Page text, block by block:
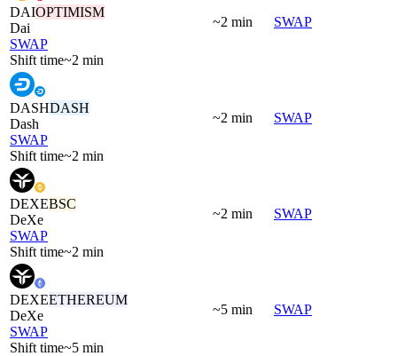
DAIOPTIMISM
Dai
SWAP
Shift time~2 min
~2 min SWAP
DASHDASH
Dash
SWAP
Shift time~2 min
~2 min SWAP
DEXEBSC
DeXe
SWAP
Shift time~2 min
~2 min SWAP
DEXEETHEREUM
DeXe
SWAP
Shift time~5 min
~5 min SWAP